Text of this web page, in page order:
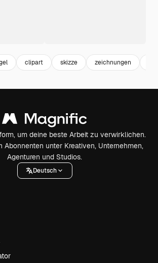
clipart skizze zeichnungen
um deine beste Arbeit zu verwirklichen.
Abonnenten unter Kreativen, Unternehmen,
Agenturen und Studios.
Deutsch